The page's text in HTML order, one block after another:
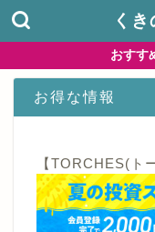
く
おすす
お得な情報
【TORCHES(ト